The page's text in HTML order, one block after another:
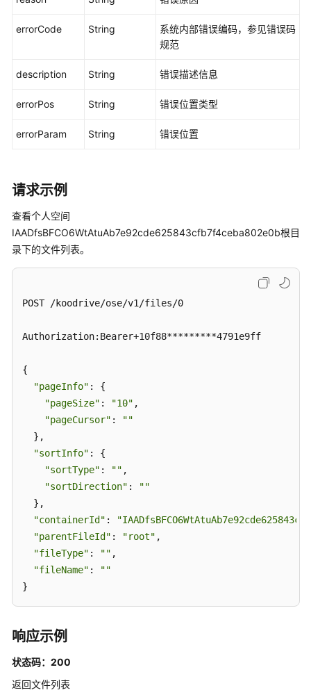
errorCode String
系统内部错误编码，参见错误码
规范
description String 错误描述信息
errorPos String 错误位置类型
errorParam String 错误位置
请求示例
查看个人空间
IAADfsBFCO6WtAtuAb7e92cde625843cfb7f4ceba802e0b根目
录下的文件列表。
POST /koodrive/ose/v1/files/0
Authorization:Bearer+10f88*********4791e9ff
{
"pageInfo" : {
"pageSize" : "10" ,
"pageCursor" :
""
  },
"sortInfo" : {
"sortType" : "" ,
"sortDirection" :
""
  },
"containerId" :
"parentFileId" : "root" ,
"fileType" : "" ,
"fileName" :
""
}
响应示例
状态码：200
返回文件列表